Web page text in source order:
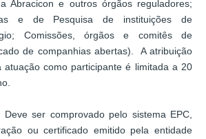
Abracicon e outros órgãos reguladores;
e de Pesquisa de instituições de
Comissões, órgãos e comitês de
de companhias abertas). A atribuição
atuação como participante é limitada a 20
Deve ser comprovado pelo sistema EPC,
ou certificado emitido pela entidade